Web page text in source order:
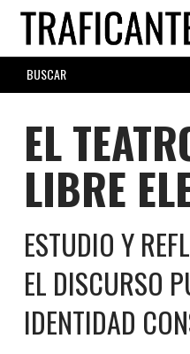
Skip
main
content
SEARCH
FORM
EL
LIBRE
ESTUDIO Y REFLEXIONES SOBRE
EL DISCURSO
IDENTIDAD